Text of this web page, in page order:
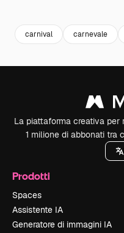
carnival carnevale
La piattaforma creativa per
1 milione di abbonati tra
Prodotti
Spaces
Assistente IA
Generatore di immagini IA